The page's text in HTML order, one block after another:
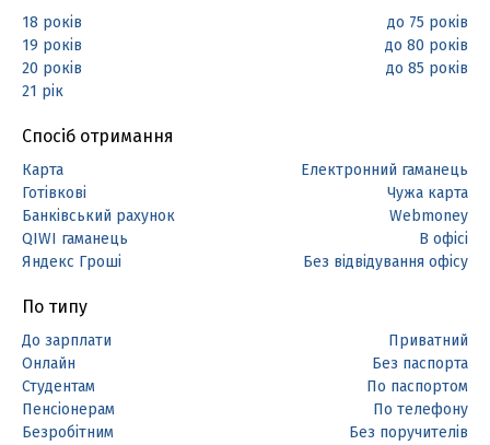
18 років
19 років
20 років
21 рік
до 75 років
до 80 років
до 85 років
Спосіб отримання
Карта
Готівкові
Банківський рахунок
QIWI гаманець
Яндекс Гроші
Електронний гаманець
Чужа карта
Webmoney
В офісі
Без відвідування офісу
По типу
До зарплати
Онлайн
Студентам
Пенсіонерам
Безробітним
Приватний
Без паспорта
По паспортом
По телефону
Без поручителів